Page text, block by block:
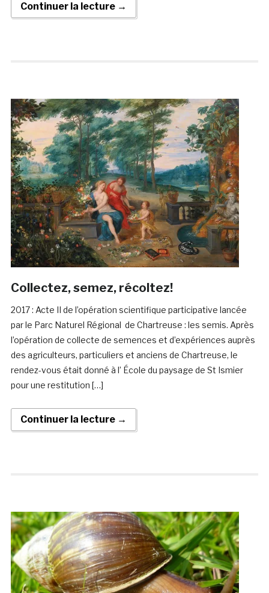
Continuer la lecture →
Collectez, semez, récoltez!
2017 : Acte II de l’opération scientifique participative lancée
par le Parc Naturel Régional de Chartreuse : les semis. Après
l’opération de collecte de semences et d’expériences auprès
des agriculteurs, particuliers et anciens de Chartreuse, le
rendez-vous était donné à l’ École du paysage de St Ismier
pour une restitution […]
Continuer la lecture →